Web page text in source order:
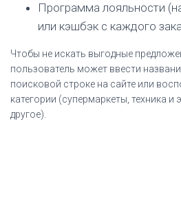
Программа лояльности
или кэшбэк с каждого
Чтобы не искать выгодные
пользователь может ввести
поисковой строке на сайте или
категории (супермаркеты, техника и
другое).